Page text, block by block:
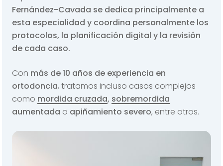
Fernández-Cavada se dedica principalmente a
esta especialidad y coordina personalmente los
protocolos, la planificación digital y la revisión
de cada caso.
Con más de 10 años de experiencia en
ortodoncia, tratamos incluso casos complejos
como mordida cruzada, sobremordida
aumentada o apiñamiento severo, entre otros.